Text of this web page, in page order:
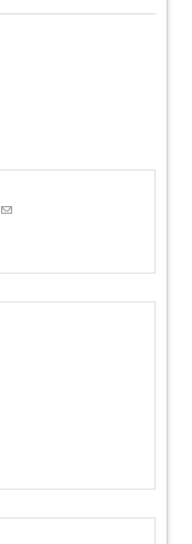
(link sends e-mail)